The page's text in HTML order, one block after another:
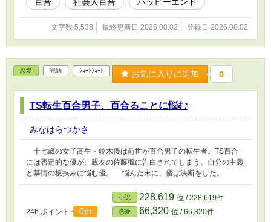
に、お互いの気持ちにまったく気づいていない二人がいる」と相談
を持ちかけられ……。
百合 社会人百合 ハッピーエンド
文字数 5,538 最終更新日 2026.08.02 登録日 2026.08.02
恋愛 完結 ｼｮｰﾄｼｮｰﾄ お気に入りに追加 0
TS転生百合男子、百合ることに悩む
みなはらつかさ
十七歳の女子高生・鈴木優は前世が百合男子の転生者。TS百合
には否定的な優が、親友の佐藤楓に告白されてしまう。自分の主義
と慕情の板挟みに悩む優。 悩んだ末に、優は決断をした。
24h.ポイント 0pt
小説 228,619 位 / 228,619件
恋愛 66,320 位 / 66,320件